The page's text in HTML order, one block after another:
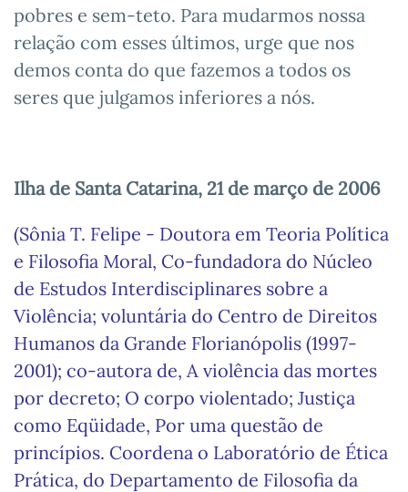
pobres e sem-teto. Para mudarmos nossa
relação com esses últimos, urge que nos
demos conta do que fazemos a todos os
seres que julgamos inferiores a nós.
Ilha de Santa Catarina, 21 de março de 2006
(Sônia T. Felipe - Doutora em Teoria Política
e Filosofia Moral, Co-fundadora do Núcleo
de Estudos Interdisciplinares sobre a
Violência; voluntária do Centro de Direitos
Humanos da Grande Florianópolis (1997-
2001); co-autora de, A violência das mortes
por decreto; O corpo violentado; Justiça
como Eqüidade, Por uma questão de
princípios. Coordena o Laboratório de Ética
Prática, do Departamento de Filosofia da